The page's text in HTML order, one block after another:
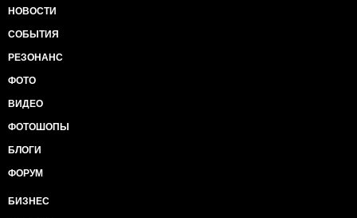
НОВОСТИ
СОБЫТИЯ
РЕЗОНАНС
ФОТО
ВИДЕО
ФОТОШОПЫ
БЛОГИ
ФОРУМ
БИЗНЕС